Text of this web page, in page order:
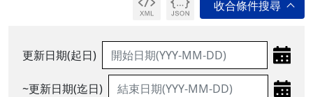
更新日期(起日)
~更新日期(迄日)